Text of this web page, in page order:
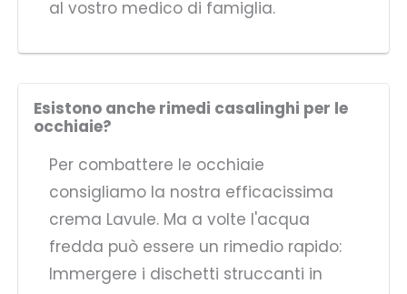
al vostro medico di famiglia.
Esistono anche rimedi casalinghi per le
occhiaie?
Per combattere le occhiaie
consigliamo la nostra efficacissima
crema Lavule. Ma a volte l'acqua
fredda può essere un rimedio rapido:
Immergere i dischetti struccanti in